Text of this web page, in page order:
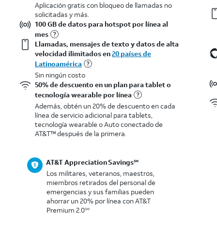
Aplicación gratis con bloqueo de llamadas no
solicitadas y más.
100 GB de datos para hotspot por línea al
mes
Llamadas, mensajes de texto y datos de alta
velocidad ilimitados en20 países de
Latinoamérica
Sin ningún costo
50% de descuento en un plan para tablet o
tecnología wearable por línea
Además, obtén un 20% de descuento en cada
línea de servicio adicional para tablets,
tecnología wearable o Auto conectado de
AT&T™ después de la primera.
AT&T Appreciation SavingsSM
Los militares, veteranos, maestros,
miembros retirados del personal de
emergencias y sus familias pueden
ahorrar un 20% por línea con AT&T
Premium 2.0SM